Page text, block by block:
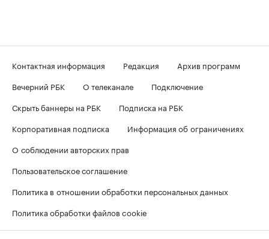
Контактная информация Редакция
Архив программ
Вечерний РБК
О телеканале
Подключение
Скрыть баннеры на РБК
Подписка на РБК
Корпоративная подписка
Информация об ограничениях
О соблюдении авторских прав
Пользовательское соглашение
Политика в отношении обработки персональных данных
Политика обработки файлов cookie